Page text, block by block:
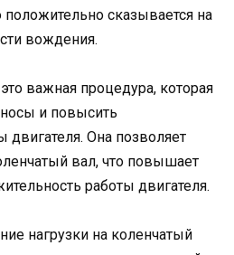
сказывается на
вождения.
важная процедура, которая
и повысить
двигателя. Она позволяет
вал, что повышает
работы двигателя.
нагрузки на коленчатый